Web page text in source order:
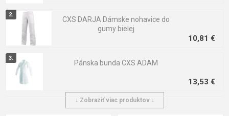
CXS DARJA Dámske nohavice do
gumy bielej
10,81 €
Pánska bunda CXS ADAM
13,53 €
CXS IRIS Dámske nohavice biele
↓ Zobraziť viac produktov ↓